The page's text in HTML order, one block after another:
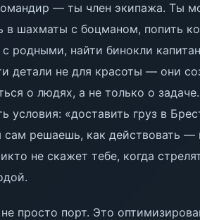
— ты член экипажа. Ты
в шахматы с боцманом, попить
родными, найти бинокли
детали не для красоты — они
о людях, а не только о
условия: «доставить груз в
решаешь, как действовать —
не скажет тебе, когда
просто порт. Это